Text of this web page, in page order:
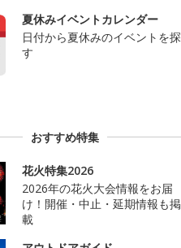
夏休みイベントカレンダー
日付から夏休みのイベントを探
す
おすすめ特集
花火特集2026
2026年の花火大会情報をお届
け！開催・中止・延期情報も掲
載